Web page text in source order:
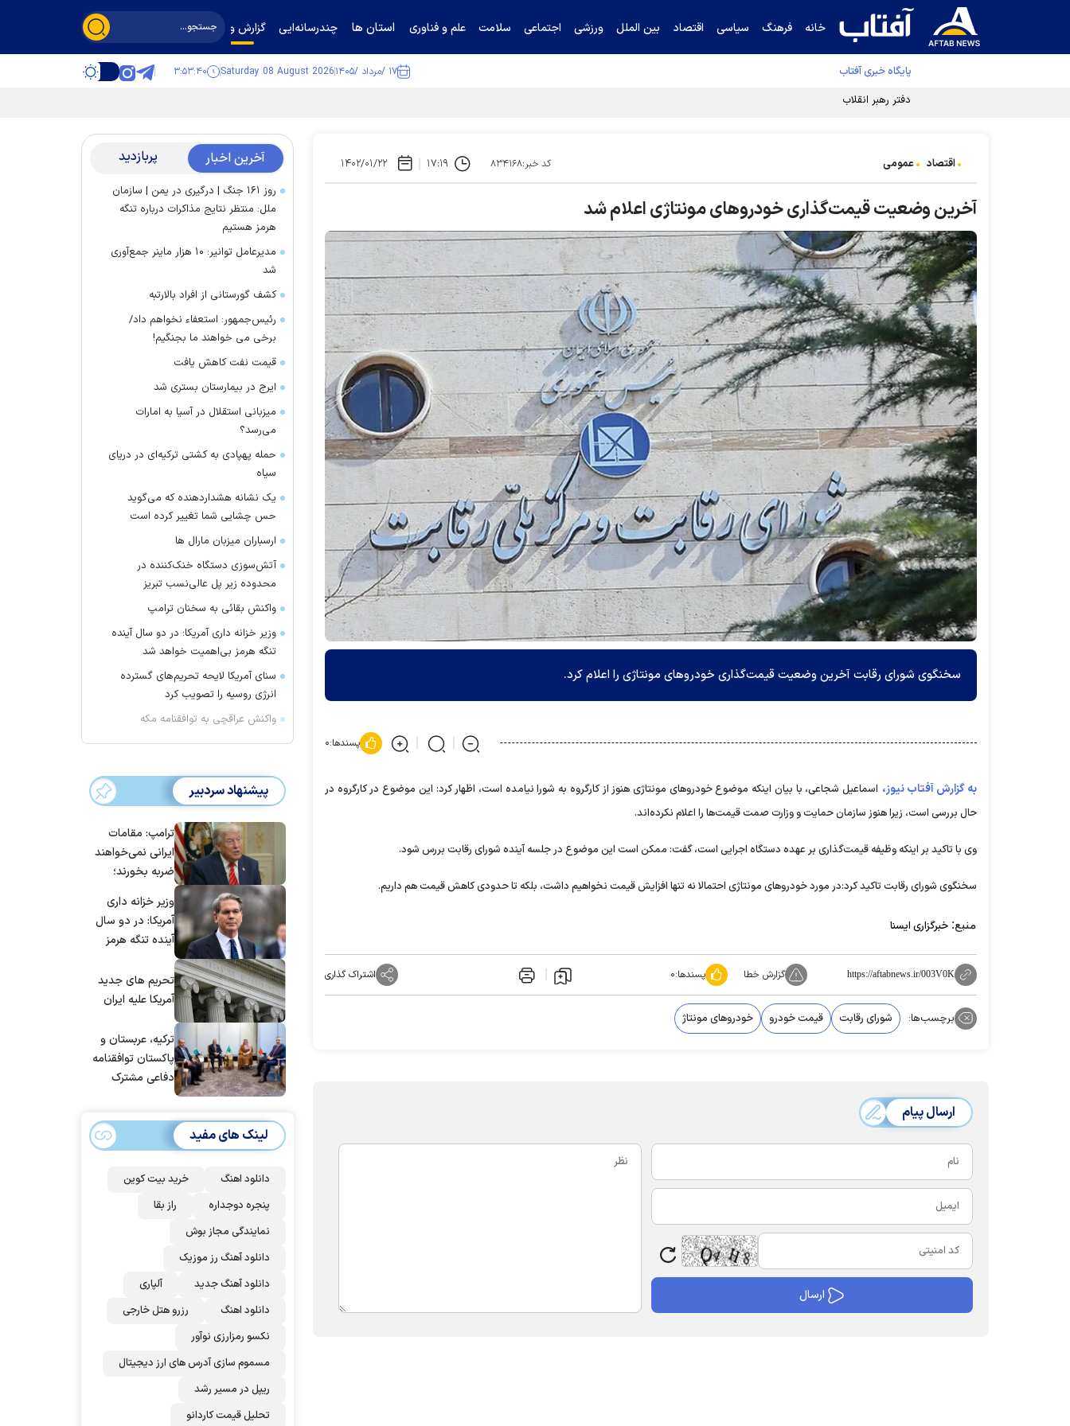
خانه فرهنگ سیاسی اقتصاد بین الملل ورزشی اجتماعی سلامت علم و فناوری استان ها چندرسانه‌ایی گزارش و گفت‌وگو
پایگاه خبری آفتاب ۱۷ /مرداد /۱۴۰۵ Saturday 08 August 2026 ۳:۵۳:۴۰
دفتر رهبر انقلاب ادعای خرازی درباره پزشکیان را تکذیب کرد
اقتصاد عمومی کد خبر:۸۳۴۱۶۸ ۱۷:۱۹ ۱۴۰۲/۰۱/۲۲
آخرین وضعیت قیمت‌گذاری خودرو‌های مونتاژی اعلام شد
سخنگوی شورای رقابت آخرین وضعیت قیمت‌گذاری خودرو‌های مونتاژی را اعلام کرد.
پسندها:۰
به گزارش آفتاب نیوز، اسماعیل شجاعی، با بیان اینکه موضوع خودروهای مونتاژی هنوز از کارگروه به شورا نیامده است، اظهار کرد: این موضوع در کارگروه در
حال بررسی است، زیرا هنوز سازمان حمایت و وزارت صمت قیمت‌ها را اعلام نکرده‌اند.
وی با تاکید بر اینکه وظیفه قیمت‌گذاری بر عهده دستگاه اجرایی است، گفت: ممکن است این موضوع در جلسه آینده شورای رقابت بررس شود.
سخنگوی شورای رقابت تاکید کرد:در مورد خودروهای مونتاژی احتمالا نه تنها افزایش قیمت نخواهیم داشت، بلکه تا حدودی کاهش قیمت هم داریم.
منبع: خبرگزاری ایسنا
https://aftabnews.ir/003V0K گزارش خطا پسندها:۰ اشتراک گذاری
برچسب‌ها: شورای رقابت قیمت خودرو‌ خودرو‌های مونتاژ
ارسال پیام
آخرین اخبار پربازدید
روز ۱۶۱ جنگ | درگیری در یمن | سازمان
ملل: منتظر نتایج مذاکرات درباره تنگه
هرمز هستیم
مدیرعامل توانیر: ۱۰ هزار ماینر جمع‌آوری
شد
کشف گورستانی از افراد بالارتبه
رئیس‌جمهور: استعفاء نخواهم داد/
برخی می خواهند ما بجنگیم!
قیمت نفت کاهش یافت
ایرج در بیمارستان بستری شد
میزبانی استقلال در آسیا به امارات
می‌رسد؟
حمله پهپادی به کشتی ترکیه‌ای در دریای
سیاه
یک نشانه هشداردهنده که می‌گوید
حس چشایی شما تغییر کرده است
ارسباران میزبان مارال ها
آتش‌سوزی دستگاه خنک‌کننده در
محدوده زیر پل عالی‌نسب تبریز
واکنش بقائی به سخنان ترامپ
وزیر خزانه داری آمریکا: در دو سال آینده
تنگه هرمز بی‌اهمیت خواهد شد
سنای آمریکا لایحه تحریم‌های گسترده
انرژی روسیه را تصویب کرد
واکنش عراقچی به توافقنامه مکه
پیشنهاد سردبیر
ترامپ: مقامات
ایرانی نمی‌خواهند
ضربه بخورند؛
توافق برسند
وزیر خزانه داری
آمریکا: در دو سال
آینده تنگه هرمز
شد
تحریم های جدید
آمریکا علیه ایران
ترکیه، عربستان و
پاکستان توافقنامه
دفاعی مشترک
لینک های مفید
دانلود اهنگ
خرید بیت کوین
پنجره دوجداره
راز بقا
نمایندگی مجاز بوش
دانلود آهنگ رز‌ موزیک
دانلود آهنگ جدید
آلپاری
دانلود اهنگ
رزرو هتل خارجی
نکسو رمزارزی نوآور
مسموم سازی آدرس های ارز دیجیتال
ریپل در مسیر رشد
تحلیل قیمت کاردانو